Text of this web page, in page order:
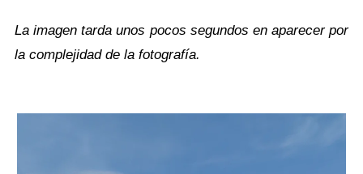
La imagen tarda unos pocos segundos en aparecer por
la complejidad de la fotografía.